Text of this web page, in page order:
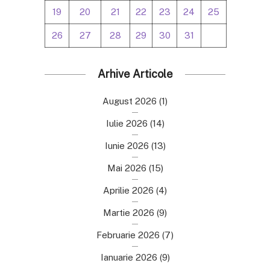
19 20 21 22 23 24 25
26 27 28 29 30 31
Arhive Articole
August 2026 (1)
Iulie 2026 (14)
Iunie 2026 (13)
Mai 2026 (15)
Aprilie 2026 (4)
Martie 2026 (9)
Februarie 2026 (7)
Ianuarie 2026 (9)